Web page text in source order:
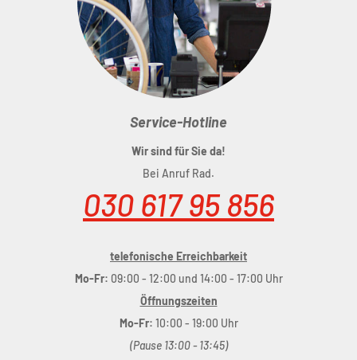
reflektierende Elemente
zum Anschrauben am Rahmen
Schrauben inklusive
: (LxBxH) 28 x 3 x 11 cm
: 0,6 Liter
Service-Hotline
Wir sind für Sie da!
Bei Anruf Rad.
030 617 95 856
telefonische Erreichbarkeit
Mo-Fr: 09:00 - 12:00 und 14:00 - 17:00 Uhr
Öffnungszeiten
Mo-Fr: 10:00 - 19:00 Uhr
(Pause 13:00 - 13:45)